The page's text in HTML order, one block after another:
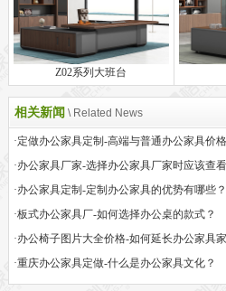
Z02系列大班台
相关新闻 \ Related News
·办公家具定制-定制办公家具的优势有哪些？
·板式办公家具厂-如何选择办公桌的款式？
·重庆办公家具定做-什么是办公家具文化？